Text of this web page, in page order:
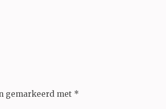
gemarkeerd met *